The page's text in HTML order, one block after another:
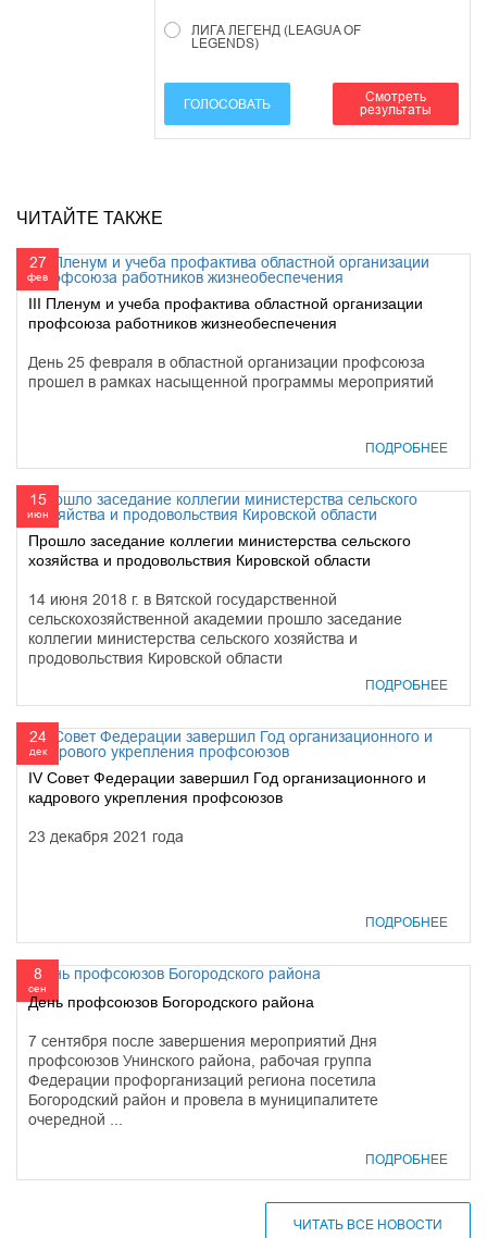
ЛИГА ЛЕГЕНД (LEAGUA OF
LEGENDS)
ГОЛОСОВАТЬ
Смотреть
результаты
ЧИТАЙТЕ ТАКЖЕ
27
фев
III Пленум и учеба профактива областной организации
профсоюза работников жизнеобеспечения
День 25 февраля в областной организации профсоюза
прошел в рамках насыщенной программы мероприятий
ПОДРОБНЕЕ
15
июн
Прошло заседание коллегии министерства сельского
хозяйства и продовольствия Кировской области
14 июня 2018 г. в Вятской государственной
сельскохозяйственной академии прошло заседание
коллегии министерства сельского хозяйства и
продовольствия Кировской области
ПОДРОБНЕЕ
24
дек
IV Совет Федерации завершил Год организационного и
кадрового укрепления профсоюзов
23 декабря 2021 года
ПОДРОБНЕЕ
8
сен
День профсоюзов Богородского района
7 сентября после завершения мероприятий Дня
профсоюзов Унинского района, рабочая группа
Федерации профорганизаций региона посетила
Богородский район и провела в муниципалитете
очередной ...
ПОДРОБНЕЕ
ЧИТАТЬ ВСЕ НОВОСТИ